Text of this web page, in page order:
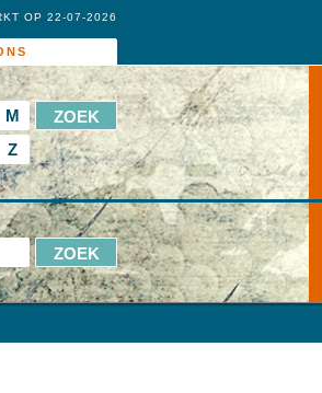
OP 22-07-2026
M
Z